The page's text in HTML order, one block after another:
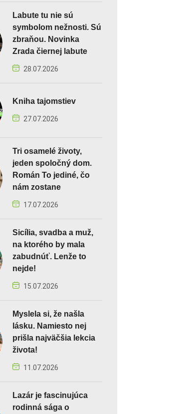
Labute tu nie sú
symbolom nežnosti. Sú
zbraňou. Novinka
Zrada čiernej labute
28.07.2026
Kniha tajomstiev
27.07.2026
Tri osamelé životy,
jeden spoločný dom.
Román To jediné, čo
nám zostane
17.07.2026
Sicília, svadba a muž,
na ktorého by mala
zabudnúť. Lenže to
nejde!
15.07.2026
Myslela si, že našla
lásku. Namiesto nej
prišla najväčšia lekcia
života!
11.07.2026
Lazár je fascinujúca
rodinná sága o